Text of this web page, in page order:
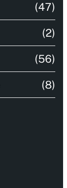
(47)
(2)
(56)
(8)